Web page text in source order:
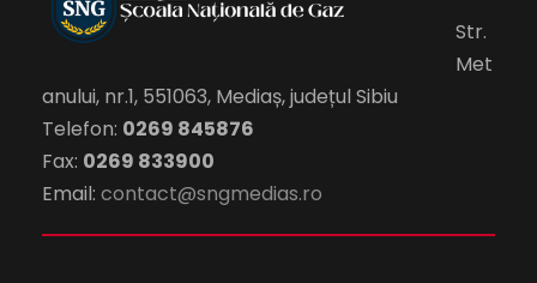
Str.
Met
anului, nr.1, 551063, Mediaș, județul Sibiu
Telefon: 0269 845876
Fax: 0269 833900
Email: contact@sngmedias.ro